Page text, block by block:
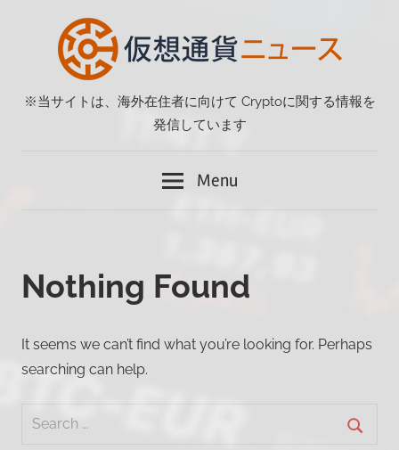
仮
通
ニ
ュ
ー
ス
※当サイトは、海外在住者に向けて Cryptoに関する情報を
発信しています
Menu
Nothing Found
It seems we can’t find what you’re looking for. Perhaps
searching can help.
Search